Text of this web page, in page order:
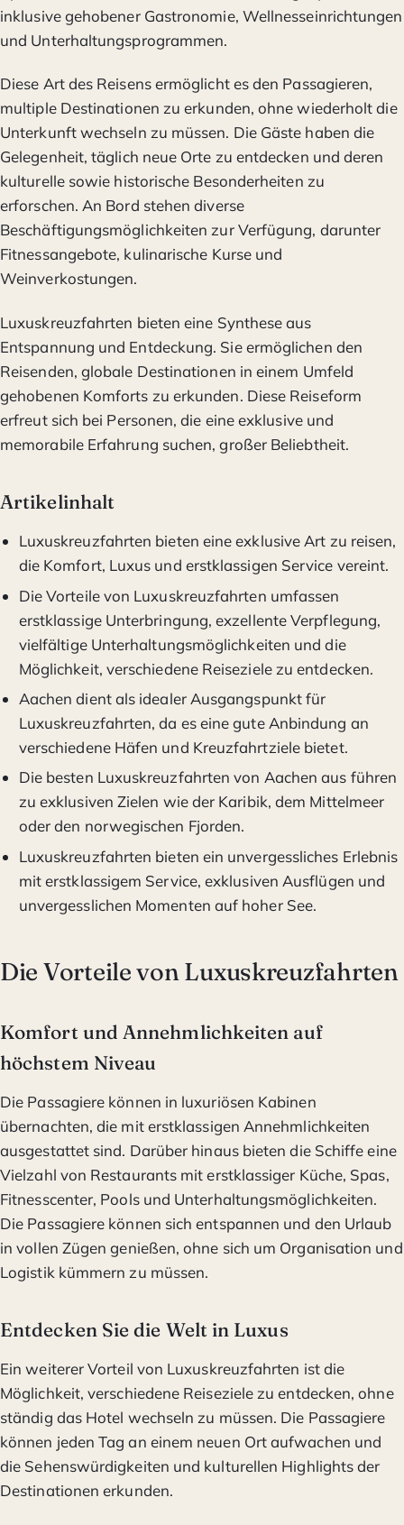
inklusive gehobener Gastronomie, Wellnesseinrichtungen
und Unterhaltungsprogrammen.
Diese Art des Reisens ermöglicht es den Passagieren,
multiple Destinationen zu erkunden, ohne wiederholt die
Unterkunft wechseln zu müssen. Die Gäste haben die
Gelegenheit, täglich neue Orte zu entdecken und deren
kulturelle sowie historische Besonderheiten zu
erforschen. An Bord stehen diverse
Beschäftigungsmöglichkeiten zur Verfügung, darunter
Fitnessangebote, kulinarische Kurse und
Weinverkostungen.
Luxuskreuzfahrten bieten eine Synthese aus
Entspannung und Entdeckung. Sie ermöglichen den
Reisenden, globale Destinationen in einem Umfeld
gehobenen Komforts zu erkunden. Diese Reiseform
erfreut sich bei Personen, die eine exklusive und
memorabile Erfahrung suchen, großer Beliebtheit.
Artikelinhalt
Luxuskreuzfahrten bieten eine exklusive Art zu reisen,
die Komfort, Luxus und erstklassigen Service vereint.
Die Vorteile von Luxuskreuzfahrten umfassen
erstklassige Unterbringung, exzellente Verpflegung,
vielfältige Unterhaltungsmöglichkeiten und die
Möglichkeit, verschiedene Reiseziele zu entdecken.
Aachen dient als idealer Ausgangspunkt für
Luxuskreuzfahrten, da es eine gute Anbindung an
verschiedene Häfen und Kreuzfahrtziele bietet.
Die besten Luxuskreuzfahrten von Aachen aus führen
zu exklusiven Zielen wie der Karibik, dem Mittelmeer
oder den norwegischen Fjorden.
Luxuskreuzfahrten bieten ein unvergessliches Erlebnis
mit erstklassigem Service, exklusiven Ausflügen und
unvergesslichen Momenten auf hoher See.
Die Vorteile von Luxuskreuzfahrten
Komfort und Annehmlichkeiten auf
höchstem Niveau
Die Passagiere können in luxuriösen Kabinen
übernachten, die mit erstklassigen Annehmlichkeiten
ausgestattet sind. Darüber hinaus bieten die Schiffe eine
Vielzahl von Restaurants mit erstklassiger Küche, Spas,
Fitnesscenter, Pools und Unterhaltungsmöglichkeiten.
Die Passagiere können sich entspannen und den Urlaub
in vollen Zügen genießen, ohne sich um Organisation und
Logistik kümmern zu müssen.
Entdecken Sie die Welt in Luxus
Ein weiterer Vorteil von Luxuskreuzfahrten ist die
Möglichkeit, verschiedene Reiseziele zu entdecken, ohne
ständig das Hotel wechseln zu müssen. Die Passagiere
können jeden Tag an einem neuen Ort aufwachen und
die Sehenswürdigkeiten und kulturellen Highlights der
Destinationen erkunden.